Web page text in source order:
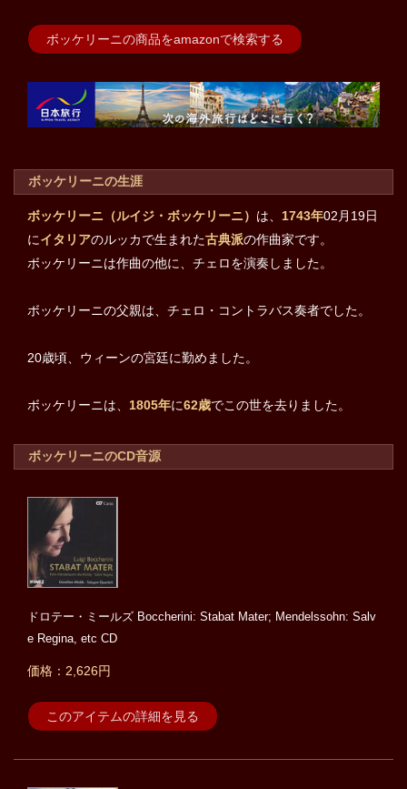
ボッケリーニの商品をamazonで検索する
ボッケリーニの生涯
ボッケリーニ（ルイジ・ボッケリーニ） は、 1743年02月19日
にイタリアのルッカで生まれた古典派の作曲家です。
ボッケリーニは作曲の他に、チェロを演奏しました。
ボッケリーニの父親は、チェロ・コントラバス奏者でした。
20歳頃、ウィーンの宮廷に勤めました。
ボッケリーニは、 1805年に62歳でこの世を去りました。
ボッケリーニのCD音源
ドロテー・ミールズ Boccherini: Stabat Mater; Mendelssohn: Salv
e Regina, etc CD
価格：2,626円
このアイテムの詳細を見る